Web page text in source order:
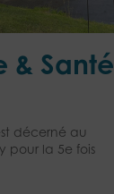
& Santé
décerné au
pour la 5e fois